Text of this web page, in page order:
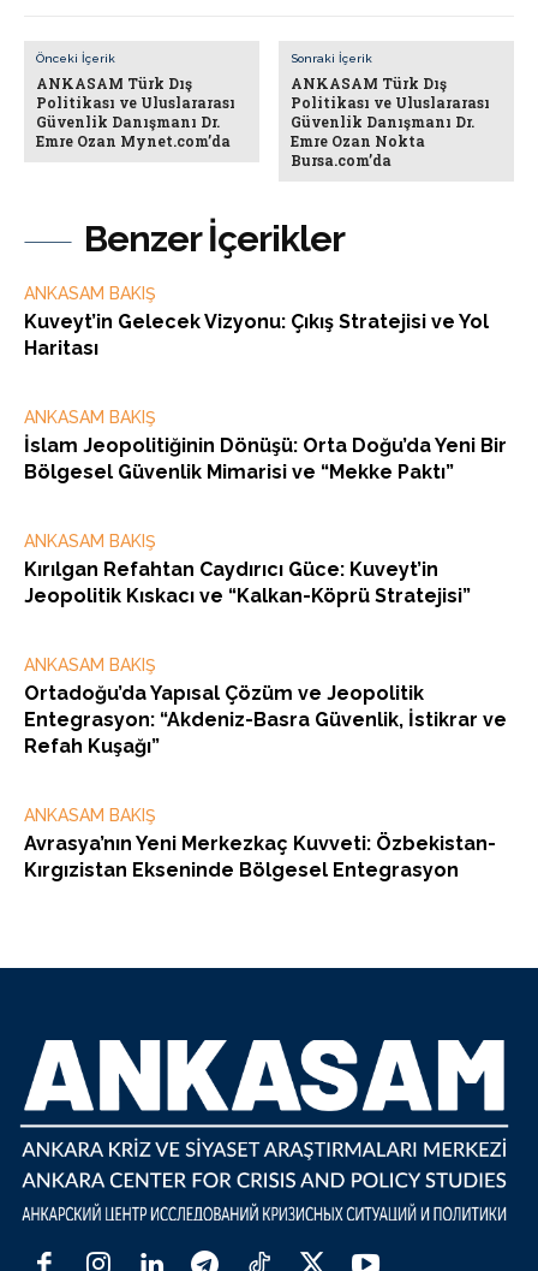
Benzer İçerikler
ANKASAM BAKIŞ
Kuveyt’in Gelecek Vizyonu: Çıkış Stratejisi ve Yol
Haritası
ANKASAM BAKIŞ
İslam Jeopolitiğinin Dönüşü: Orta Doğu’da Yeni Bir
Bölgesel Güvenlik Mimarisi ve “Mekke Paktı”
ANKASAM BAKIŞ
Kırılgan Refahtan Caydırıcı Güce: Kuveyt’in
Jeopolitik Kıskacı ve “Kalkan-Köprü Stratejisi”
ANKASAM BAKIŞ
Ortadoğu’da Yapısal Çözüm ve Jeopolitik
Entegrasyon: “Akdeniz-Basra Güvenlik, İstikrar ve
Refah Kuşağı”
ANKASAM BAKIŞ
Avrasya’nın Yeni Merkezkaç Kuvveti: Özbekistan-
Kırgızistan Ekseninde Bölgesel Entegrasyon
Önceki İçerik
ANKASAM Türk Dış
Politikası ve Uluslararası
Güvenlik Danışmanı Dr.
Emre Ozan Mynet.com’da
Sonraki İçerik
ANKASAM Türk Dış
Politikası ve Uluslararası
Güvenlik Danışmanı Dr.
Emre Ozan Nokta
Bursa.com’da